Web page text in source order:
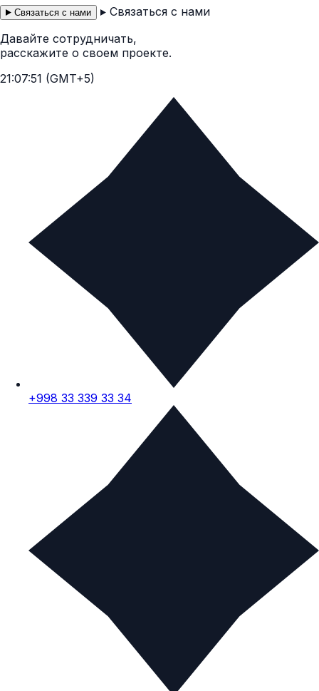
Связаться с нами
Связаться с нами
Давайте сотрудничать,
расскажите о своем проекте.
21:07:52 (GMT+5)
+998 33 339 33 34